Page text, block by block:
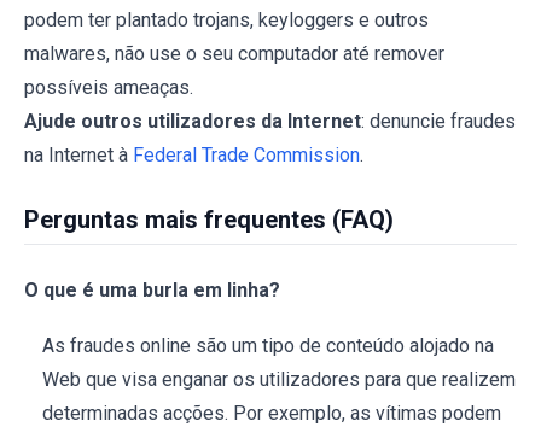
podem ter plantado trojans, keyloggers e outros
malwares, não use o seu computador até remover
possíveis ameaças.
Ajude outros utilizadores da Internet: denuncie fraudes
na Internet à Federal Trade Commission.
Perguntas mais frequentes (FAQ)
O que é uma burla em linha?
As fraudes online são um tipo de conteúdo alojado na
Web que visa enganar os utilizadores para que realizem
determinadas acções. Por exemplo, as vítimas podem